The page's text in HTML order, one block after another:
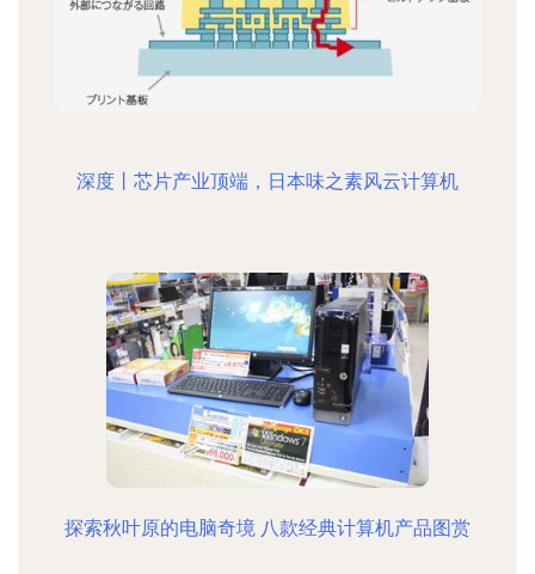
深度丨芯片产业顶端，日本味之素风云计算机
探索秋叶原的电脑奇境 八款经典计算机产品图赏